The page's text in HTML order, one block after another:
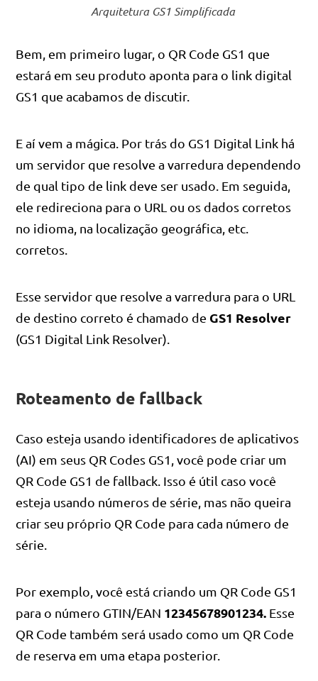
Arquitetura GS1 Simplificada
Bem, em primeiro lugar, o QR Code GS1 que
estará em seu produto aponta para o link digital
GS1 que acabamos de discutir.
E aí vem a mágica. Por trás do GS1 Digital Link há
um servidor que resolve a varredura dependendo
de qual tipo de link deve ser usado. Em seguida,
ele redireciona para o URL ou os dados corretos
no idioma, na localização geográfica, etc.
corretos.
Esse servidor que resolve a varredura para o URL
de destino correto é chamado de GS1 Resolver
(GS1 Digital Link Resolver).
Roteamento de fallback
Caso esteja usando identificadores de aplicativos
(AI) em seus QR Codes GS1, você pode criar um
QR Code GS1 de fallback. Isso é útil caso você
esteja usando números de série, mas não queira
criar seu próprio QR Code para cada número de
série.
Por exemplo, você está criando um QR Code GS1
para o número GTIN/EAN 12345678901234. Esse
QR Code também será usado como um QR Code
de reserva em uma etapa posterior.